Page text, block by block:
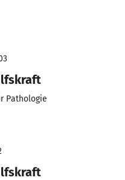
Pathologie